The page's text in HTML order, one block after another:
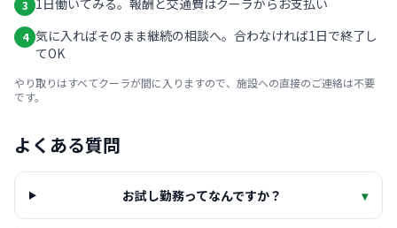
3 1日働いてみる。報酬と交通費はクーラからお支払い
4 気に入ればそのまま継続の相談へ。合わなければ1日で終了し
てOK
やり取りはすべてクーラが間に入りますので、施設への直接のご連絡は不要
です。
よくある質問
お試し勤務ってなんですか？ ▾